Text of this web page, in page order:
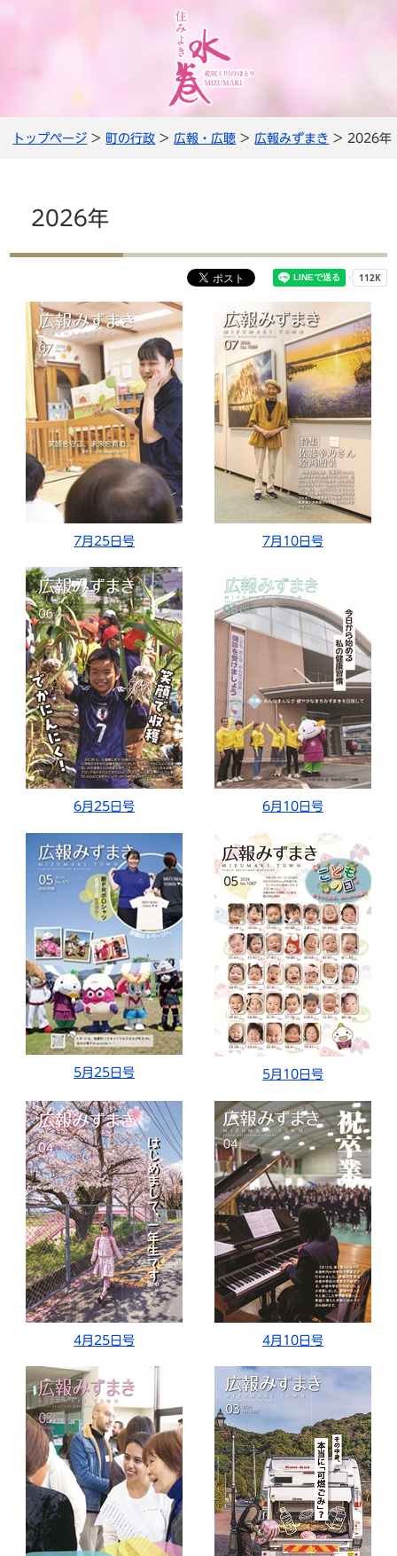
トップページ > 町の行政 > 広報・広聴 > 広報みずまき > 2026年
2026年
7月25日号 7月10日号
6月25日号 6月10日号
5月25日号 5月10日号
4月25日号 4月10日号